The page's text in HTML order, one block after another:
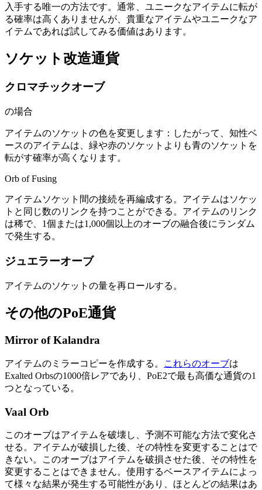
入手する唯一の方法です。通常、ユニークなアイテムに転が
る確率は高くありませんが、貴重なアイテムやユニークなア
イテムであれば試してみる価値はあります。
ソケット改造通貨
クロマチックオーブ
の場合
アイテムのソケットの色を変更します：したがって、知性ベ
ースのアイテムは、緑や赤のソケットよりも青のソケットを
転がす確率が高くなります。
Orb of Fusing
アイテムソケット間の接続を再編成する。アイテムはソケッ
トと同じ数のリンクを持つことができる。アイテムのリンク
は稀で、1個または1,000個以上のオーブの融合後にランダム
で発生する。
ジュエラーオーブ
アイテムのソケットの量を再ロールする。
その他のPoE通貨
Mirror of Kalandra
アイテムのミラーコピーを作成する。 これらのオーブは
Exalted Orbsの1000倍レアであり、PoE2で最も高価な通貨の1
つとなっている。
Vaal Orb
このオーブはアイテムを破壊し、予測不可能な方法で変化さ
せる。アイテムが破損した後、その特性を変更することはで
きない。このオーブはアイテムを破損させた後、その特性を
変更することはできません。使用するベースアイテムによっ
て様々な結果が発生する可能性があり、ほとんどの結果はあ